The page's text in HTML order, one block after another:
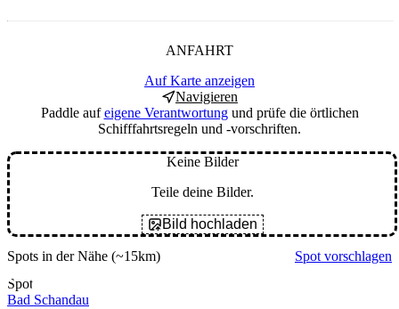
ANFAHRT
Auf Karte anzeigen
Navigieren
Paddle aufeigene Verantwortungund prüfe die örtlichen
Schifffahrtsregeln und -vorschriften.
Keine Bilder
Teile deine Bilder.
Bild hochladen
Spots in der Nähe (~15km)
Spot vorschlagen
Spot
Bad Schandau